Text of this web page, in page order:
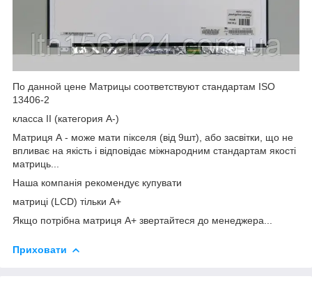
По данной цене Матрицы соответствуют стандартам ISO
13406-2
класса II (категория А-)
Матриця А - може мати пікселя (від 9шт), або засвітки, що не
впливає на якість і відповідає міжнародним стандартам якості
матриць...
Наша компанія рекомендує купувати
матриці (LCD) тільки А+
Якщо потрібна матриця А+ звертайтеся до менеджера...
Приховати